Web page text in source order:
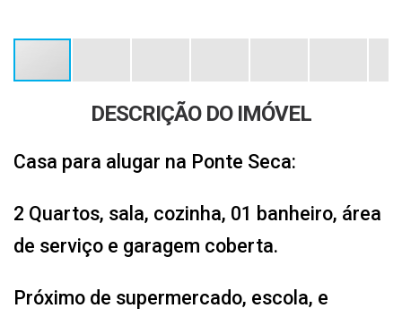
DESCRIÇÃO DO IMÓVEL
Casa para alugar na Ponte Seca:
2 Quartos, sala, cozinha, 01 banheiro, área
de serviço e garagem coberta.
Próximo de supermercado, escola, e